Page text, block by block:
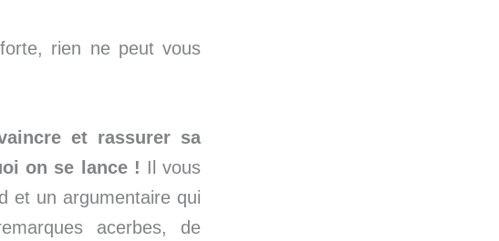
rien ne peut vous
et rassurer sa
on se lance ! Il vous
et un argumentaire qui
acerbes, de